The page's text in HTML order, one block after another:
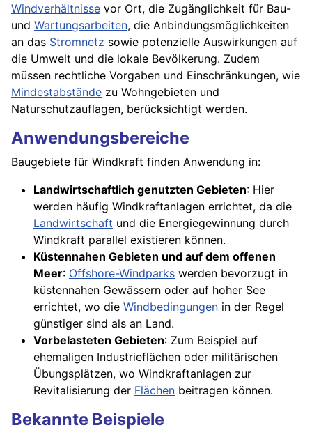
Windverhältnisse vor Ort, die Zugänglichkeit für Bau-
und Wartungsarbeiten, die Anbindungsmöglichkeiten
an das Stromnetz sowie potenzielle Auswirkungen auf
die Umwelt und die lokale Bevölkerung. Zudem
müssen rechtliche Vorgaben und Einschränkungen, wie
Mindestabstände zu Wohngebieten und
Naturschutzauflagen, berücksichtigt werden.
Anwendungsbereiche
Baugebiete für Windkraft finden Anwendung in:
Landwirtschaftlich genutzten Gebieten: Hier
werden häufig Windkraftanlagen errichtet, da die
Landwirtschaft und die Energiegewinnung durch
Windkraft parallel existieren können.
Küstennahen Gebieten und auf dem offenen
Meer: Offshore-Windparks werden bevorzugt in
küstennahen Gewässern oder auf hoher See
errichtet, wo die Windbedingungen in der Regel
günstiger sind als an Land.
Vorbelasteten Gebieten: Zum Beispiel auf
ehemaligen Industrieflächen oder militärischen
Übungsplätzen, wo Windkraftanlagen zur
Revitalisierung der Flächen beitragen können.
Bekannte Beispiele